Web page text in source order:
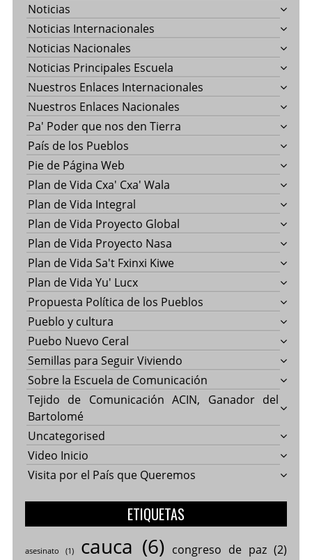
Noticias
Noticias Internacionales
Noticias Nacionales
Noticias Principales Escuela
Nuestros Enlaces Internacionales
Nuestros Enlaces Nacionales
Pa' Poder que nos den Tierra
País de los Pueblos
Pie de Página Web
Plan de Vida Cxa' Cxa' Wala
Plan de Vida Integral
Plan de Vida Proyecto Global
Plan de Vida Proyecto Nasa
Plan de Vida Sa't Fxinxi Kiwe
Plan de Vida Yu' Lucx
Propuesta Política de los Pueblos
Pueblo y cultura
Puebo Nuevo Ceral
Semillas para Seguir Viviendo
Sobre la Escuela de Comunicación
Tejido de Comunicación ACIN, Ganador del
Bartolomé
Uncategorised
Video Inicio
Visita por el País que Queremos
ETIQUETAS
asesinato (1) cauca (6) congreso de paz(2)